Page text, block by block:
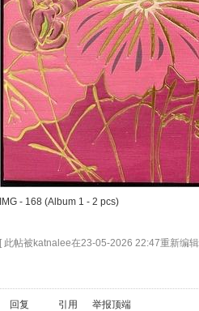
IMG - 168 (Album 1 - 2 pcs)
[ 此帖被katnalee在23-05-2026 22:47重新编
回复 引用 举报顶端